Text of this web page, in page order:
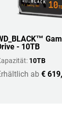
- 10TB
10TB
ab €